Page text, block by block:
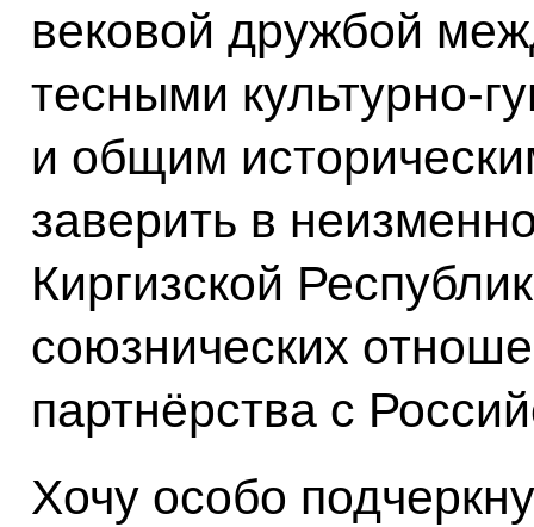
вековой дружбой
тесными культурно-
и общим
заверить в
Киргизской
союзнических
партнёрства с
Хочу особо